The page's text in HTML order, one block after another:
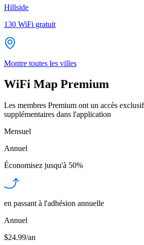
Hillside
130 WiFi gratuit
Montre toutes les villes
WiFi Map Premium
Les membres Premium ont un accès
supplémentaires dans l'application
Mensuel
Annuel
Économisez jusqu'à 50%
en passant à l'adhésion annuelle
Annuel
$24.99/an